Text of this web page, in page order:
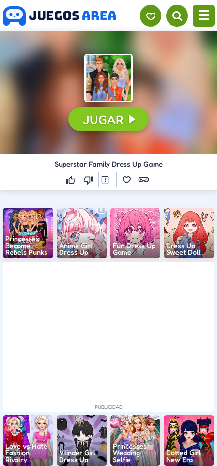
JUGAR
Superstar Family Dress Up Game
Princesses
Become
Rebels Punks
Anime Girl
Dress Up
Fun Dress Up
Game
Dress Up
Sweet Doll
Love vs Hate
Fashion
Rivalry
Vlinder Girl
Dress Up
Princesses
Wedding
Selfie
Dotted Girl
New Era